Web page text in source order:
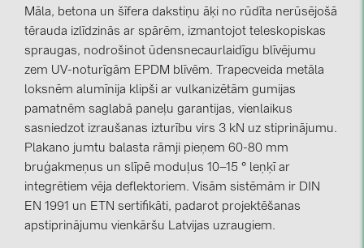
Saules paneļi (19)
Invertori (105)
Invertoru aksesuāri (84)
Enerģijas uzglabāšana (74)
E-Mobilitāte (19)
Instalācijas (87)
RAŽOTĀJI
ABB (21)
Māla, betona un šīfera dakstiņu āķi no rūdīta nerūsējošā
tērauda izlīdzinās ar spārēm, izmantojot teleskopiskas
spraugas, nodrošinot ūdensnecaurlaidīgu blīvējumu
zem UV-noturīgām EPDM blīvēm. Trapecveida metāla
loksnēm alumīnija klipši ar vulkanizētām gumijas
pamatnēm saglabā paneļu garantijas, vienlaikus
sasniedzot izraušanas izturību virs 3 kN uz stiprinājumu.
Plakano jumtu balasta rāmji pieņem 60-80 mm
bruģakmeņus un slīpē moduļus 10–15 ° leņķī ar
integrētiem vēja deflektoriem. Visām sistēmām ir DIN
EN 1991 un ETN sertifikāti, padarot projektēšanas
apstiprinājumu vienkāršu Latvijas uzraugiem.